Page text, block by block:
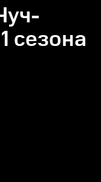
сезона